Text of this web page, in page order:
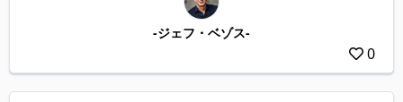
0
-ジェフ・ベゾス-